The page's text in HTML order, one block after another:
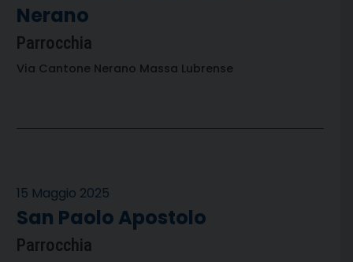
Nerano
Parrocchia
Via Cantone Nerano Massa Lubrense
15 Maggio 2025
San Paolo Apostolo
Parrocchia